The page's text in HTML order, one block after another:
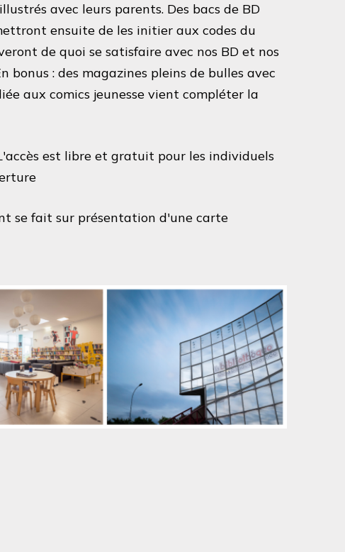
avec leurs parents. Des bacs de BD
ensuite de les initier aux codes du
de quoi se satisfaire avec nos BD et nos
bonus : des magazines pleins de bulles avec
aux comics jeunesse vient compléter la
est libre et gratuit pour les individuels
se fait sur présentation d'une carte